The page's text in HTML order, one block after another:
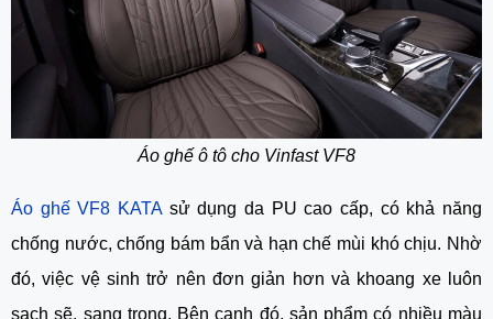
Áo ghế ô tô cho Vinfast VF8
Áo ghế VF8 KATAsử dụng da PU cao cấp, có khả năng
chống nước, chống bám bẩn và hạn chế mùi khó chịu. Nhờ
đó, việc vệ sinh trở nên đơn giản hơn và khoang xe luôn
sạch sẽ, sang trọng. Bên cạnh đó, sản phẩm có nhiều màu